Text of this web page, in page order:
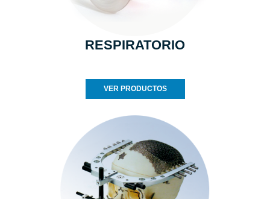
RESPIRATORIO
VER PRODUCTOS